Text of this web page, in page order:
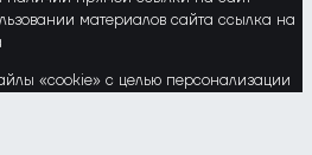
материалов сайта ссылка на
«cookie» с целью персонализации